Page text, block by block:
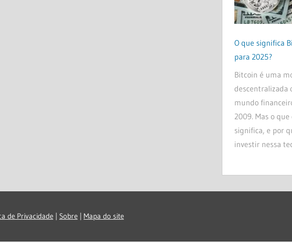
O que significa
para 2025?
Bitcoin é uma
descentralizada
mundo
2009. Mas o
significa, e por
investir nessa
de Privacidade Sobre Mapa do site